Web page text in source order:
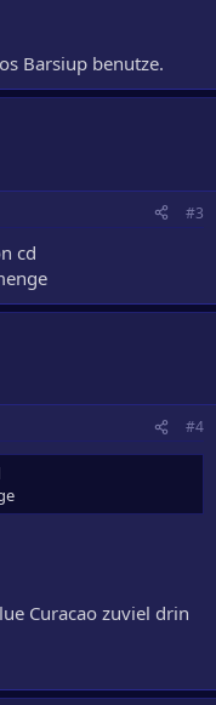
Barsiup benutze.
#3
cd
#4
Curacao zuviel drin